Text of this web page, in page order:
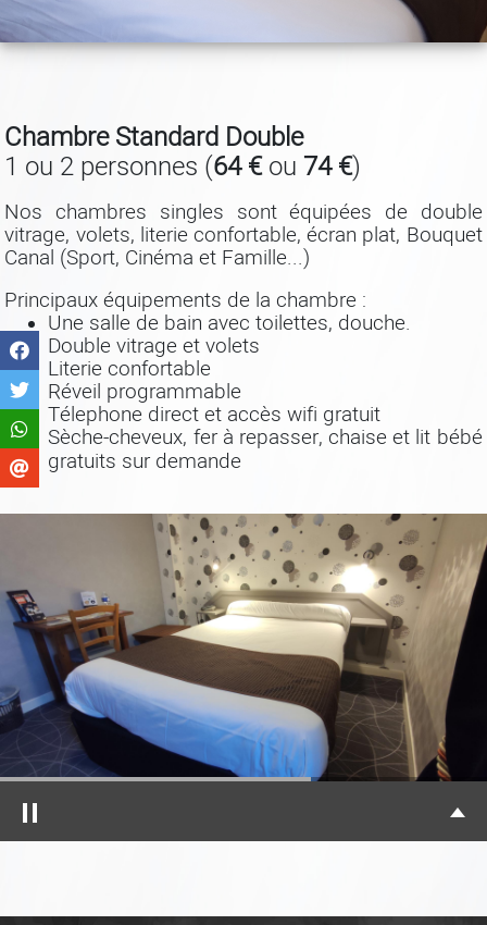
Chambre Standard Double
1 ou 2 personnes (64 €ou 74 €)
Nos chambres singles sont équipées de double
vitrage, volets, literie confortable, écran plat, Bouquet
Canal (Sport, Cinéma et Famille...)
Principaux équipements de la chambre :
Une salle de bain avec toilettes, douche.
Double vitrage et volets
Literie confortable
Réveil programmable
Télephone direct et accès wifi gratuit
Sèche-cheveux, fer à repasser, chaise et lit bébé
gratuits sur demande